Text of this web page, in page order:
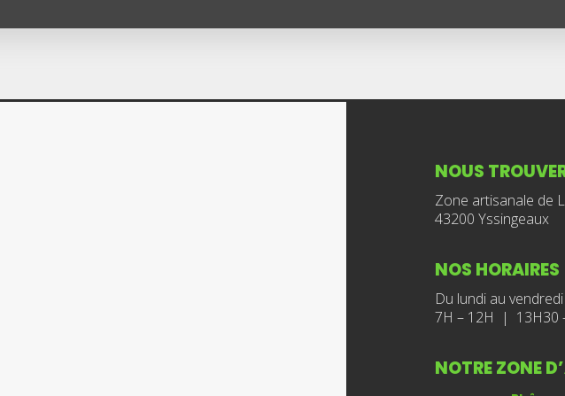
NOUS
Zone artisanale de
43200 Yssingeaux
NOS HORAIRES
Du lundi au vendredi
7H – 12H | 13H30
NOTRE ZONE